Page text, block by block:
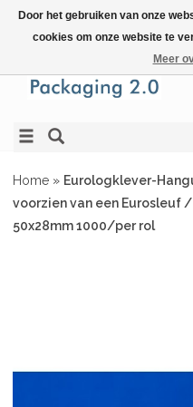
Home » Eurologklever-
voorzien van een Eurosleuf
50x28mm 1000/per rol
Door het gebruiken van onze
cookies om onze website te
Meer